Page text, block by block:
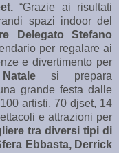
“Grazie ai risultati
spazi indoor del
Delegato Stefano
per regalare ai
e divertimento per
si prepara
grande festa dalle
artisti, 70 djset, 14
e attrazioni per
tra diversi tipi di
Ebbasta, Derrick